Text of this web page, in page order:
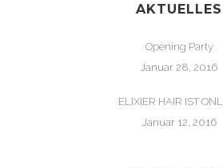
AKTUELLES
Opening Party
Januar 28, 2016
ELIXIER HAIR IST
Januar 12, 2016